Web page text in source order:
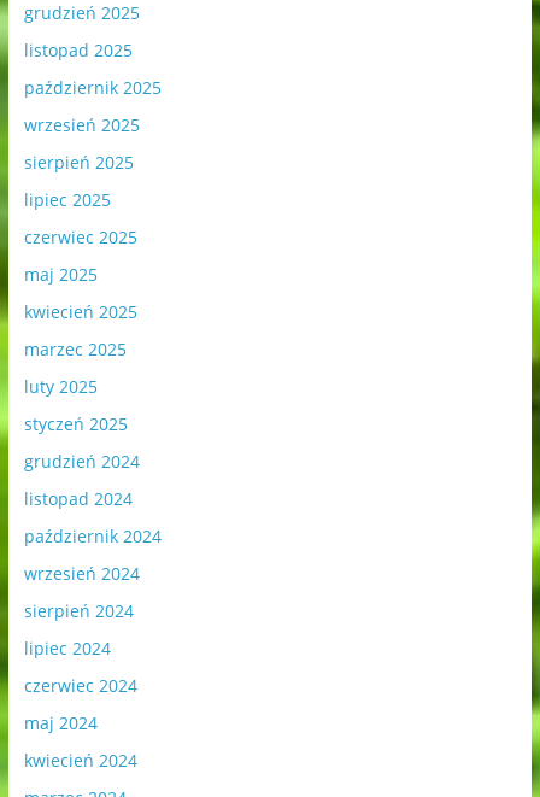
grudzień 2025
listopad 2025
październik 2025
wrzesień 2025
sierpień 2025
lipiec 2025
czerwiec 2025
maj 2025
kwiecień 2025
marzec 2025
luty 2025
styczeń 2025
grudzień 2024
listopad 2024
październik 2024
wrzesień 2024
sierpień 2024
lipiec 2024
czerwiec 2024
maj 2024
kwiecień 2024